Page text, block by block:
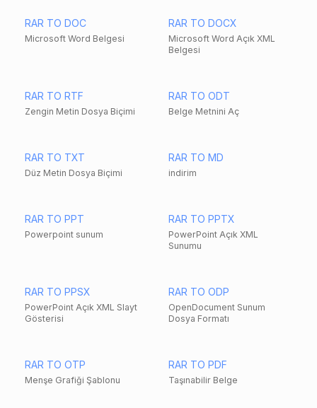
RAR TO DOC
Microsoft Word Belgesi
RAR TO DOCX
Microsoft Word Açık XML
Belgesi
RAR TO RTF
Zengin Metin Dosya Biçimi
RAR TO ODT
Belge Metnini Aç
RAR TO TXT
Düz Metin Dosya Biçimi
RAR TO MD
indirim
RAR TO PPT
Powerpoint sunum
RAR TO PPTX
PowerPoint Açık XML
Sunumu
RAR TO PPSX
PowerPoint Açık XML Slayt
Gösterisi
RAR TO ODP
OpenDocument Sunum
Dosya Formatı
RAR TO OTP
Menşe Grafiği Şablonu
RAR TO PDF
Taşınabilir Belge